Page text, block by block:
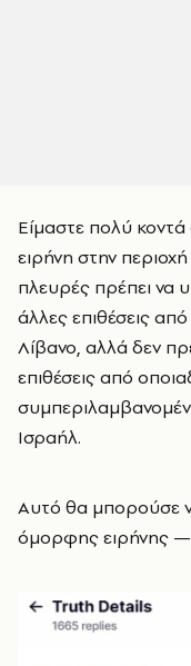
Είμαστε πολύ
ειρήνη στην
πλευρές πρέπει να
άλλες επιθέσεις
Λίβανο, αλλά δεν
επιθέσεις από
Ισραήλ.
Αυτό θα μπορούσε
όμορφης ειρήνης